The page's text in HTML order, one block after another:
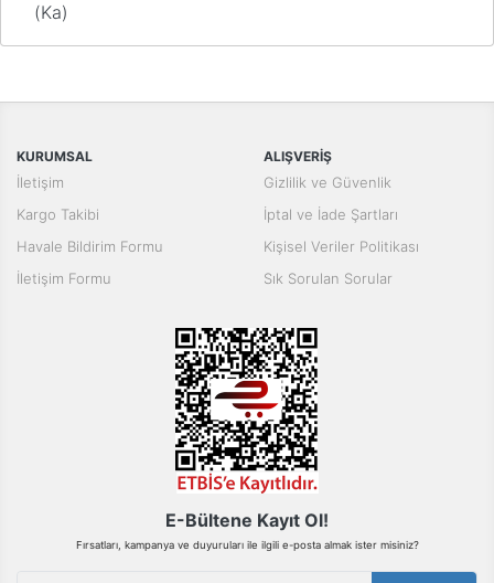
(Ka)
Yorum Yaz
Bu ürünün fiyat bilgisi, resim, ürün açıklamalarında ve diğer
Ürün resmi kalitesiz, bozuk veya görüntülenemiyor.
Ürün fiyatı diğer sitelerden daha pahalı.
Bu ürüne benzer farklı alternatifler olmalı.
Gönder
KURUMSAL
İletişim
Kargo Takibi
Havale Bildirim Formu
İletişim Formu
ALIŞVERİŞ
Gizlilik ve Güvenlik
İptal ve İade Şartları
Kişisel Veriler Politikası
Sık Sorulan Sorular
E-Bültene Kayıt Ol!
Fırsatları, kampanya ve duyuruları ile ilgili e-posta almak ister misiniz?